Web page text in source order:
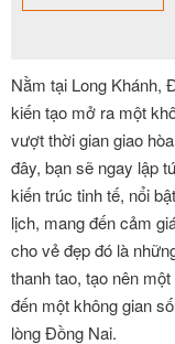
Nằm tại Long Khánh,
kiến tạo mở ra một
vượt thời gian giao
đây, bạn sẽ ngay lập
kiến trúc tinh tế, nổi
lịch, mang đến cảm
cho vẻ đẹp đó là
thanh tao, tạo nên
đến một không gian
lòng Đồng Nai.